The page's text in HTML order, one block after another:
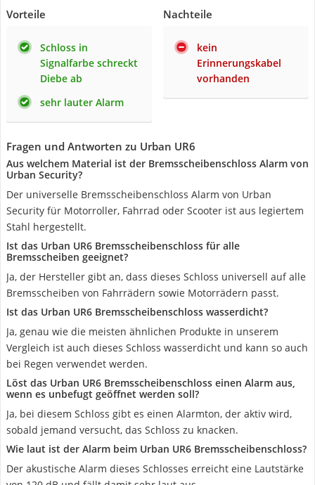
Vorteile
Schloss in
Signalfarbe schreckt
Diebe ab
sehr lauter Alarm
Nachteile
kein
Erinnerungskabel
vorhanden
Fragen und Antworten zu Urban UR6
Aus welchem Material ist der Bremsscheibenschloss Alarm von
Urban Security?
Der universelle Bremsscheibenschloss Alarm von Urban
Security für Motorroller, Fahrrad oder Scooter ist aus legiertem
Stahl hergestellt.
Ist das Urban UR6 Bremsscheibenschloss für alle
Bremsscheiben geeignet?
Ja, der Hersteller gibt an, dass dieses Schloss universell auf alle
Bremsscheiben von Fahrrädern sowie Motorrädern passt.
Ist das Urban UR6 Bremsscheibenschloss wasserdicht?
Ja, genau wie die meisten ähnlichen Produkte in unserem
Vergleich ist auch dieses Schloss wasserdicht und kann so auch
bei Regen verwendet werden.
Löst das Urban UR6 Bremsscheibenschloss einen Alarm aus,
wenn es unbefugt geöffnet werden soll?
Ja, bei diesem Schloss gibt es einen Alarmton, der aktiv wird,
sobald jemand versucht, das Schloss zu knacken.
Wie laut ist der Alarm beim Urban UR6 Bremsscheibenschloss?
Der akustische Alarm dieses Schlosses erreicht eine Lautstärke